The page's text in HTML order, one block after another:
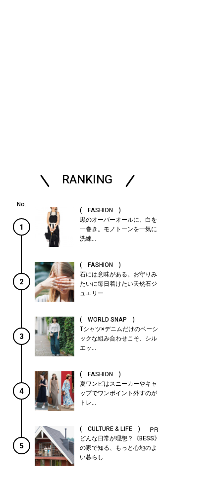
RANKING
1
( FASHION )
黒のオーバーオールに、白を
一巻き。モノトーンを一気に
洗練...
2
( FASHION )
石には意味がある。お守りみ
たいに毎日着けたい天然石ジ
ュエリー
3
( WORLD SNAP )
Tシャツ×デニムだけのベーシ
ックな組み合わせこそ、シル
エッ...
4
( FASHION )
夏ワンピはスニーカーやキャ
ップでワンポイント外すのが
トレ...
5
( CULTURE & LIFE )
どんな日常が理想？《BESS》
の家で知る、もっと心地のよ
い暮らし